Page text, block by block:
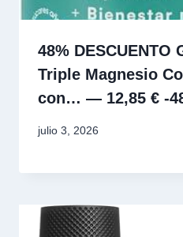
48% DESCUENTO
Triple Magnesio
con… — 12,85 € -
julio 3, 2026